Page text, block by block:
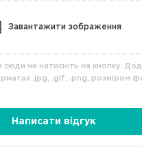
Завантажити зображення
сюди чи натисніть на кнопку.
.jpg, .gif, .png, розміром
Написати відгук